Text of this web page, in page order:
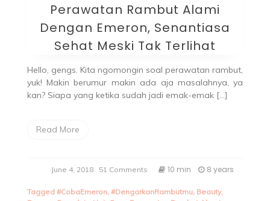
Perawatan Rambut Alami
Dengan Emeron, Senantiasa
Sehat Meski Tak Terlihat
Hello, gengs. Kita ngomongin soal perawatan rambut,
yuk! Makin berumur makin ada aja masalahnya, ya
kan? Siapa yang ketika sudah jadi emak-emak […]
Read More
June 4, 2018 51 Comments 10 min 8 years
Tagged #CobaEmeron, #DengarkanRambutmu, Beauty,